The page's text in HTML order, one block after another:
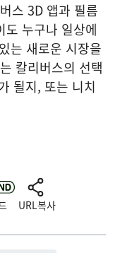
스 3D 앱과 필름
도 누구나 일상에
는 새로운 시장을
칼리버스의 선택
될지, 또는 니치
URL복사